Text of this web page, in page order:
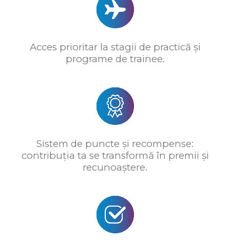
Acces prioritar la stagii de practică și
programe de trainee.
Sistem de puncte și recompense:
contribuția ta se transformă în premii și
recunoaștere.